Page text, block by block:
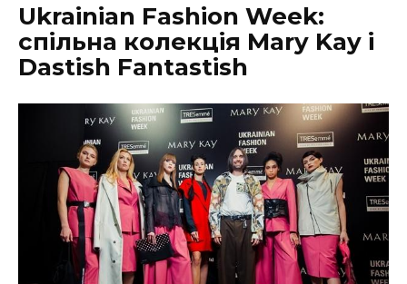
Ukrainian Fashion Week:
спільна колекція Mary Kay і
Dastish Fantastish